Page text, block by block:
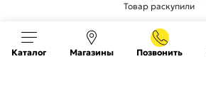
Товар раскупили
Каталог Магазины Позвонить